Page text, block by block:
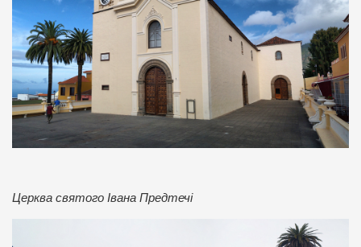
Церква святого Івана Предтечі